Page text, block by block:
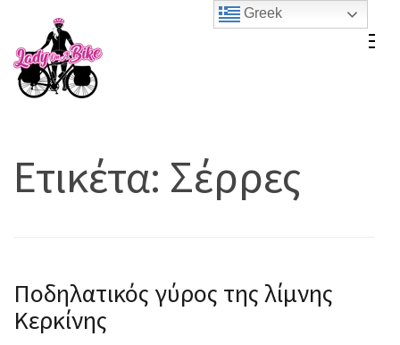
content
(Press
Ετικέτα: Σέρρες
Ποδηλατικός γύρος της λίμνης
Κερκίνης
Greek